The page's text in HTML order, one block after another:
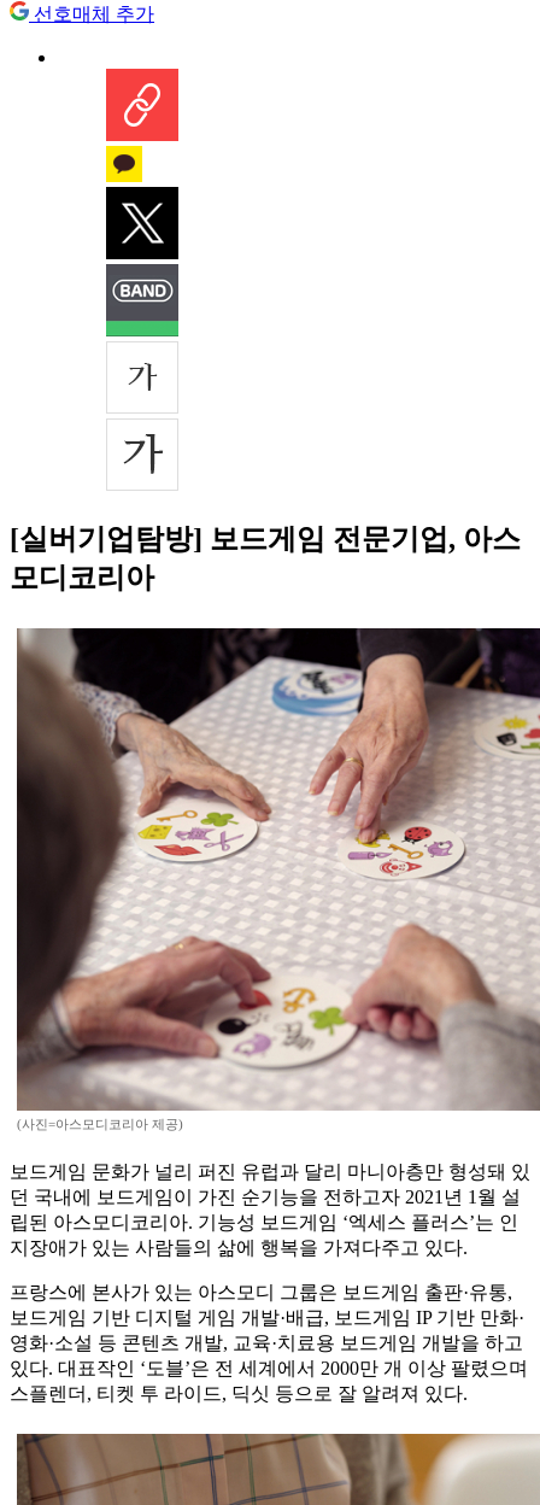
선호매체 추가
[실버기업탐방] 보드게임 전문기업, 아스
모디코리아
(사진=아스모디코리아 제공)
보드게임 문화가 널리 퍼진 유럽과 달리 마니아층만 형성돼 있
던 국내에 보드게임이 가진 순기능을 전하고자 2021년 1월 설
립된 아스모디코리아. 기능성 보드게임 ‘엑세스 플러스’는 인
지장애가 있는 사람들의 삶에 행복을 가져다주고 있다.
프랑스에 본사가 있는 아스모디 그룹은 보드게임 출판·유통,
보드게임 기반 디지털 게임 개발·배급, 보드게임 IP 기반 만화·
영화·소설 등 콘텐츠 개발, 교육·치료용 보드게임 개발을 하고
있다. 대표작인 ‘도블’은 전 세계에서 2000만 개 이상 팔렸으며
스플렌더, 티켓 투 라이드, 딕싯 등으로 잘 알려져 있다.